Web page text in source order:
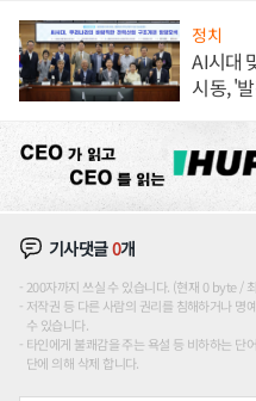
정치
AI시대
시동, '
기사댓글0개
200자까지 쓰실 수 있습니다. (현재 0 byte /
저작권 등 다른 사람의 권리를 침해하거나 명
수 있습니다.
타인에게 불쾌감을 주는 욕설 등 비하하는 단
단에 의해 삭제 합니다.